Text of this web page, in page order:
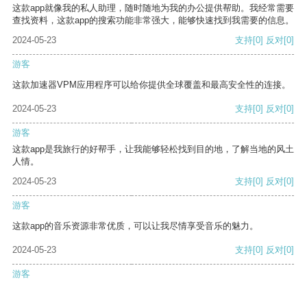
这款app就像我的私人助理，随时随地为我的办公提供帮助。我经常需要
查找资料，这款app的搜索功能非常强大，能够快速找到我需要的信息。
2024-05-23
支持[0] 反对[0]
游客
这款加速器VPM应用程序可以给你提供全球覆盖和最高安全性的连接。
2024-05-23 支持[0] 反对[0]
游客
这款app是我旅行的好帮手，让我能够轻松找到目的地，了解当地的风土
人情。
2024-05-23
支持[0] 反对[0]
游客
这款app的音乐资源非常优质，可以让我尽情享受音乐的魅力。
2024-05-23 支持[0] 反对[0]
游客